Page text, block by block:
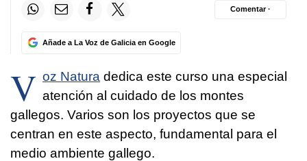
Añade a La Voz de Galicia en Google
Comentar ·
V oz Natura dedica este curso una especial
atención al cuidado de los montes
gallegos. Varios son los proyectos que se
centran en este aspecto, fundamental para el
medio ambiente gallego.